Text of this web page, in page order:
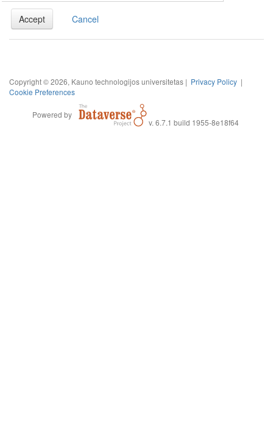
Accept Cancel
Copyright © 2026, Kauno technologijos universitetas | Privacy Policy |
Cookie Preferences
Powered by
v. 6.7.1 build 1955-8e18f64